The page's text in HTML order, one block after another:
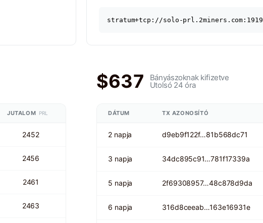
stratum+tcp://solo-prl.2miners.com:1919
JUTALOM PRL
2452
2456
2461
2463
$637 Bányászoknak kifizetve
Utolsó 24 óra
DÁTUM TX AZONOSÍTÓ
2 napja d9eb9f122f…81b568dc71
3 napja 34dc895c91…781f17339a
5 napja 2f69308957…48c878d9da
6 napja 316d8ceeab…163e16931e